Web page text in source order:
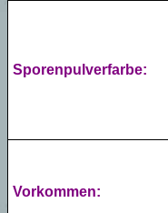
Sporenpulverfarbe:
Vorkommen: